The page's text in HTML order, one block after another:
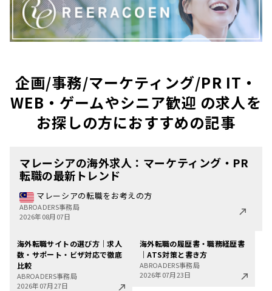
企画/事務/マーケティング/PR IT・
WEB・ゲームやシニア歓迎 の求人を
お探しの方におすすめの記事
マレーシアの海外求人：マーケティング・PR
転職の最新トレンド
マレーシアの転職をお考えの方
ABROADERS事務局
2026年08月07日
海外転職サイトの選び方｜求人
数・サポート・ビザ対応で徹底
比較
ABROADERS事務局
2026年07月27日
海外転職の履歴書・職務経歴書
｜ATS対策と書き方
ABROADERS事務局
2026年07月23日